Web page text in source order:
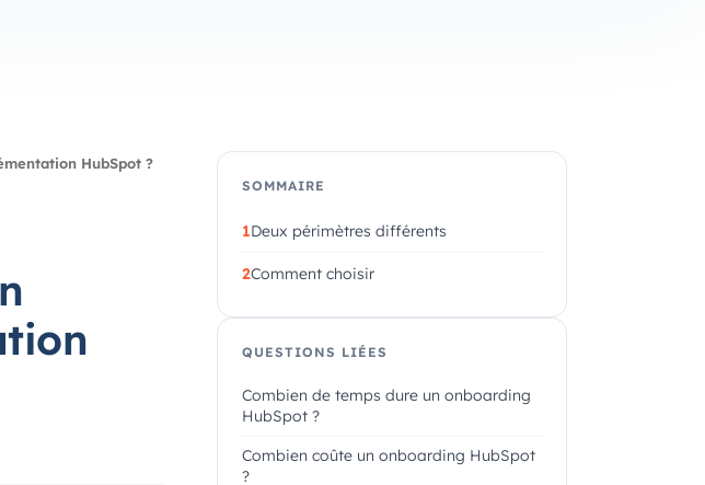
HubSpot ?
SOMMAIRE
Deux périmètres différents
Comment choisir
QUESTIONS LIÉES
Combien de temps dure un onboarding
HubSpot ?
Combien coûte un onboarding HubSpot
?